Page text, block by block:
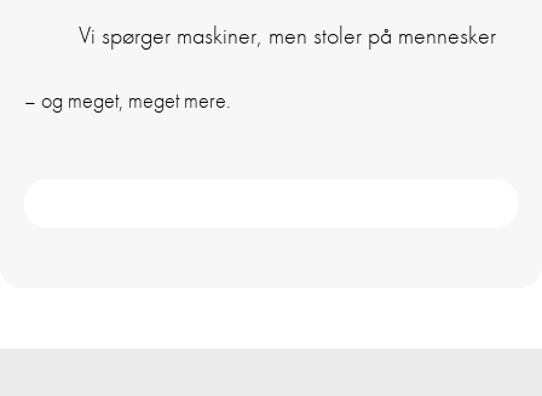
Vi spørger maskiner, men stoler på mennesker
– og meget, meget mere.